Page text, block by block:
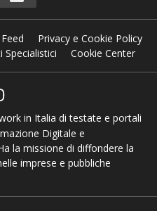
Privacy e Cookie Policy
Cookie Center
in Italia di testate e portali
Digitale e
la missione di diffondere la
imprese e pubbliche